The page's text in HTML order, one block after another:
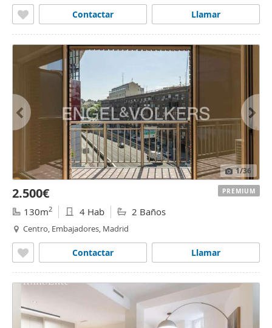
Llamar
Contactar
1/36
2.500€
130m2 4 Hab 2 Baños
Centro, Embajadores, Madrid
Llamar
Contactar
PREMIUM